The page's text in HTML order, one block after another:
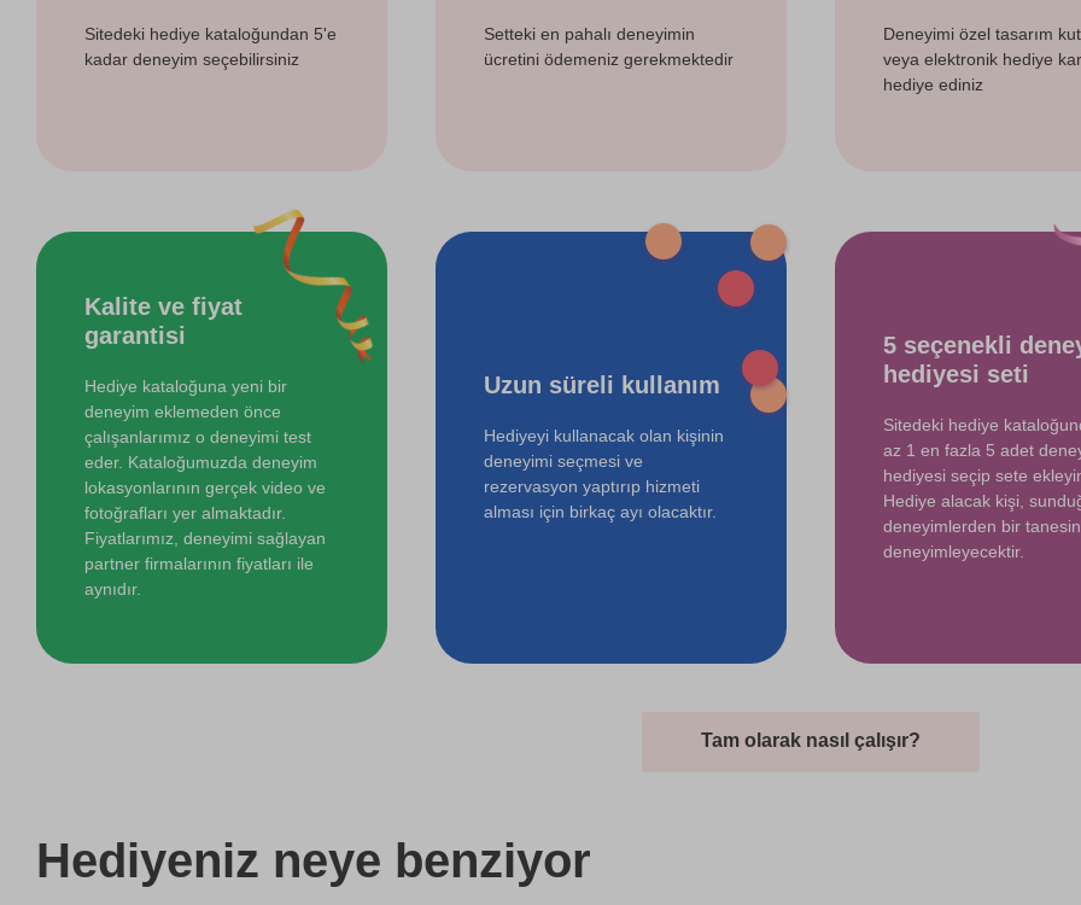
Sitedeki hediye kataloğundan 5'e
kadar deneyim seçebilirsiniz
Setteki en pahalı deneyimin
ücretini ödemeniz gerekmektedir
Deneyimi özel tasarım
veya elektronik hediye
hediye ediniz
Kalite ve fiyat
garantisi
Hediye kataloğuna yeni bir
deneyim eklemeden önce
çalışanlarımız o deneyimi test
eder. Kataloğumuzda deneyim
lokasyonlarının gerçek video ve
fotoğrafları yer almaktadır.
Fiyatlarımız, deneyimi sağlayan
partner firmalarının fiyatları ile
aynıdır.
Uzun süreli kullanım
Hediyeyi kullanacak olan kişinin
deneyimi seçmesi ve
rezervasyon yaptırıp hizmeti
alması için birkaç ayı olacaktır.
5 seçenekli
hediyesi seti
Sitedeki hediye
az 1 en fazla 5 adet
hediyesi seçip sete
Hediye alacak kişi,
deneyimlerden bir
deneyimleyecektir.
Tam olarak nasıl çalışır?
Hediyeniz neye benziyor